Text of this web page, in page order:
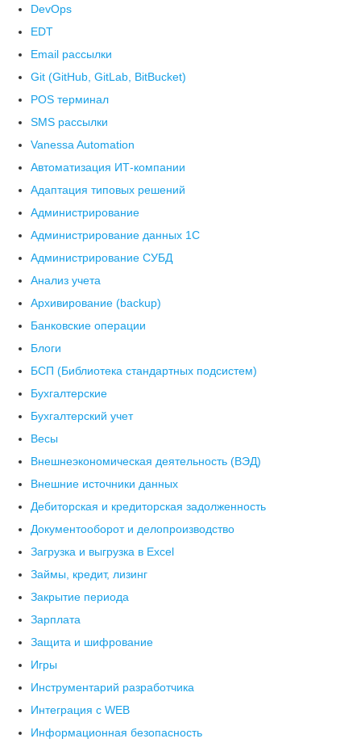
DevOps
EDT
Email рассылки
Git (GitHub, GitLab, BitBucket)
POS терминал
SMS рассылки
Vanessa Automation
Автоматизация ИТ-компании
Адаптация типовых решений
Администрирование
Администрирование данных 1С
Администрирование СУБД
Анализ учета
Архивирование (backup)
Банковские операции
Блоги
БСП (Библиотека стандартных подсистем)
Бухгалтерские
Бухгалтерский учет
Весы
Внешнеэкономическая деятельность (ВЭД)
Внешние источники данных
Дебиторская и кредиторская задолженность
Документооборот и делопроизводство
Загрузка и выгрузка в Excel
Займы, кредит, лизинг
Закрытие периода
Зарплата
Защита и шифрование
Игры
Инструментарий разработчика
Интеграция с WEB
Информационная безопасность